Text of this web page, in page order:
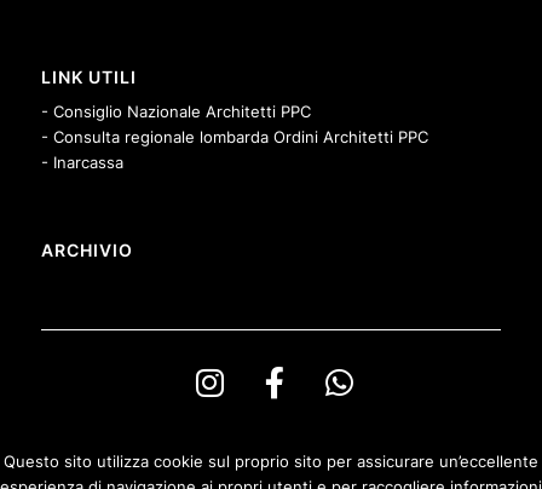
LINK UTILI
- Consiglio Nazionale Architetti PPC
- Consulta regionale lombarda Ordini Architetti PPC
- Inarcassa
ARCHIVIO
Questo sito utilizza cookie sul proprio sito per assicurare un’eccellente